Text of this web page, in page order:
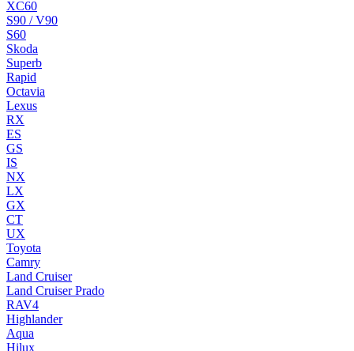
XC60
S90 / V90
S60
Skoda
Superb
Rapid
Octavia
Lexus
RX
ES
GS
IS
NX
LX
GX
CT
UX
Toyota
Camry
Land Cruiser
Land Cruiser Prado
RAV4
Highlander
Aqua
Hilux